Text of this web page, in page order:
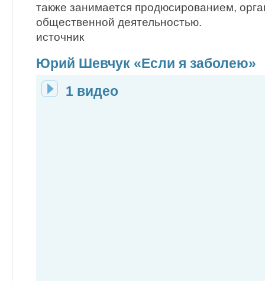
также занимается продюсированием,
общественной деятельностью.
источник
Юрий Шевчук «Если я заболею»
1 видео